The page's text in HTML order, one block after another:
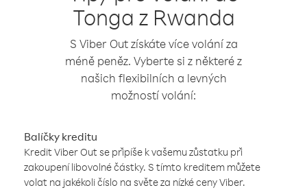
Tonga z Rwanda
S Viber Out získáte více volání za
méně peněz. Vyberte si z některé z
našich flexibilních a levných
možností volání:
Balíčky kreditu
Kredit Viber Out se připíše k vašemu zůstatku při
zakoupení libovolné částky. S tímto kreditem můžete
volat na jakékoli číslo na světe za nízké ceny Viber.